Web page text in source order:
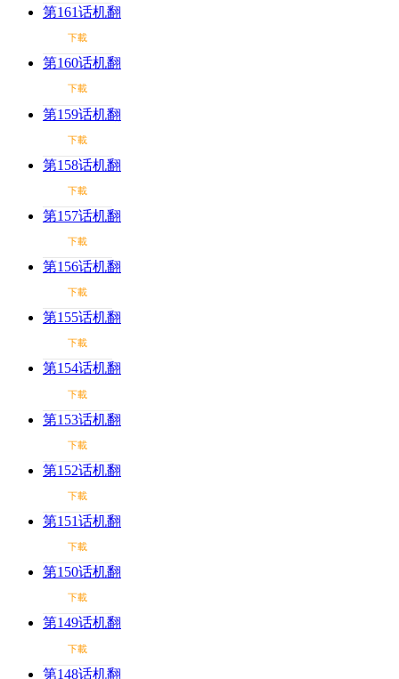
第161话机翻
下載
第160话机翻
下載
第159话机翻
下載
第158话机翻
下載
第157话机翻
下載
第156话机翻
下載
第155话机翻
下載
第154话机翻
下載
第153话机翻
下載
第152话机翻
下載
第151话机翻
下載
第150话机翻
下載
第149话机翻
下載
第148话机翻